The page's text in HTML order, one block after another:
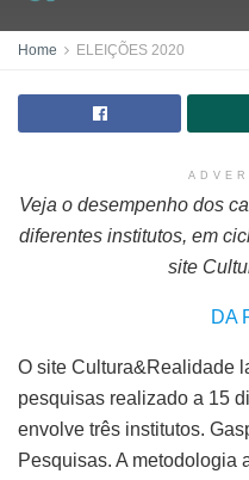
Home ELEIÇÕES 2020
Veja o desempenho dos
diferentes institutos, em
site
DA
O site Cultura&Realidade
pesquisas realizado a 15
envolve três institutos.
Pesquisas. A metodologia